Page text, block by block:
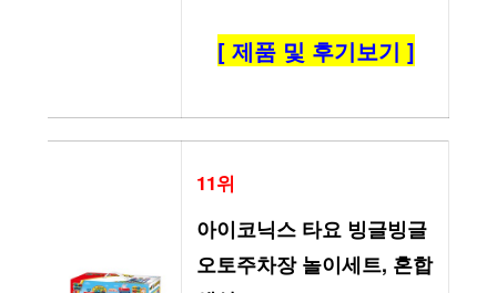
[ 제품 및 후기보기 ]
11위
아이코닉스 타요 빙글빙글
오토주차장 놀이세트, 혼합